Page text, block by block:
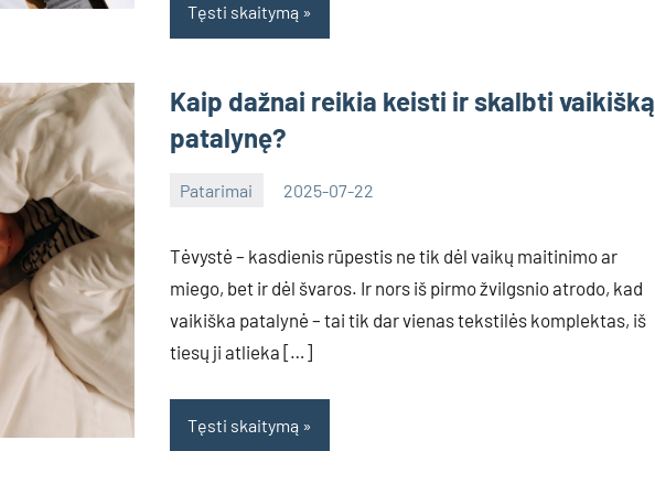
Tęsti skaitymą
Kaip dažnai reikia keisti ir skalbti vaikišką
patalynę?
Patarimai 2025-07-22
Tėvystė – kasdienis rūpestis ne tik dėl vaikų maitinimo ar
miego, bet ir dėl švaros. Ir nors iš pirmo žvilgsnio atrodo, kad
vaikiška patalynė – tai tik dar vienas tekstilės komplektas, iš
tiesų ji atlieka […]
Tęsti skaitymą